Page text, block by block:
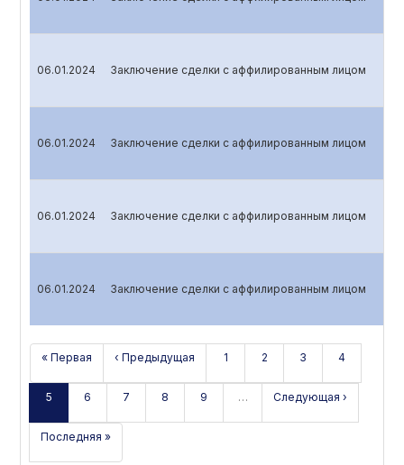
06.01.2024 Заключение сделки с аффилированным лицом
06.01.2024 Заключение сделки с аффилированным лицом
06.01.2024 Заключение сделки с аффилированным лицом
06.01.2024 Заключение сделки с аффилированным лицом
« Первая ‹ Предыдущая 1 2 3 4
5 6 7 8 9 … Следующая ›
Последняя »